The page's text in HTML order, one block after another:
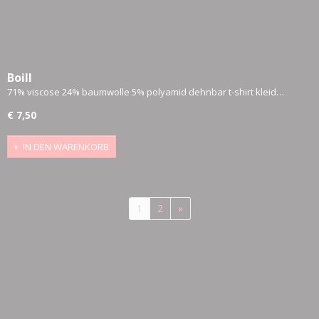
Boill
71% viscose 24% baumwolle 5% polyamid dehnbar t-shirt kleid…
€ 7,50
IN DEN WARENKORB
1 2 »